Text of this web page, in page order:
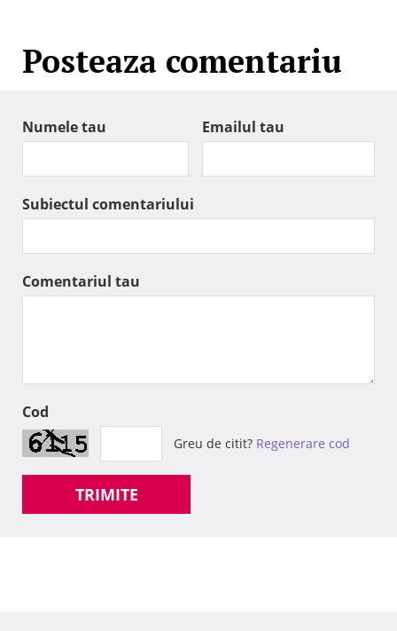
Posteaza comentariu
Numele tau Emailul tau
Subiectul comentariului
Comentariul tau
Cod
Greu de citit? Regenerare cod
TRIMITE